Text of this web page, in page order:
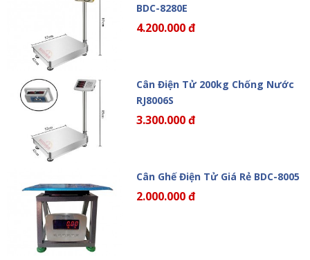
BDC-8280E
4.200.000 đ
Cân Điện Tử 200kg Chống Nước
RJ8006S
3.300.000 đ
Cân Ghế Điện Tử Giá Rẻ BDC-8005
2.000.000 đ